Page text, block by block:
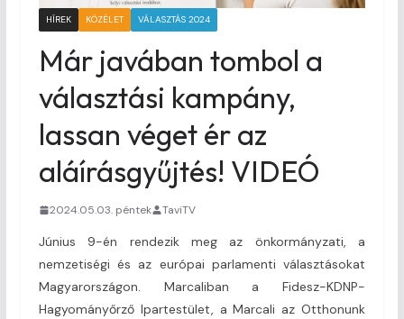
HÍREK KÖZÉLET VÁLASZTÁS 2024
Már javában tombol a
választási kampány,
lassan véget ér az
aláírásgyűjtés! VIDEÓ
2024.05.03. péntek TaviTV
Június 9-én rendezik meg az önkormányzati, a
nemzetiségi és az európai parlamenti választásokat
Magyarországon. Marcaliban a Fidesz-KDNP-
Hagyományőrző Ipartestület, a Marcali az Otthonunk